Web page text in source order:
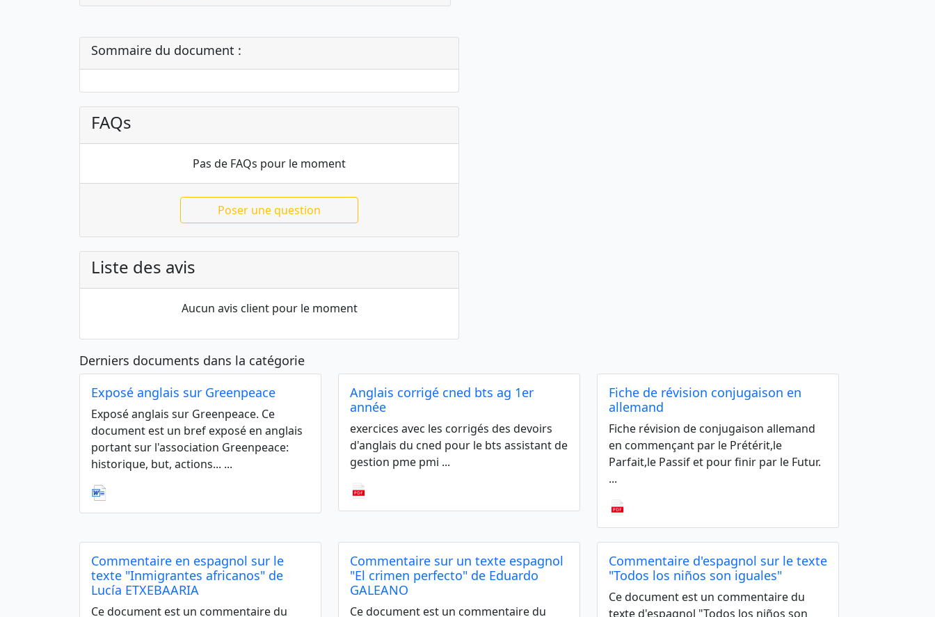
Sommaire du document :
FAQs
Pas de FAQs pour le moment
Poser une question
Liste des avis
Aucun avis client pour le moment
Derniers documents dans la catégorie
Exposé anglais sur Greenpeace
Exposé anglais sur Greenpeace. Ce
document est un bref exposé en anglais
portant sur l'association Greenpeace:
historique, but, actions... ...
Anglais corrigé cned bts ag 1er
année
exercices avec les corrigés des devoirs
d'anglais du cned pour le bts assistant de
gestion pme pmi ...
Fiche de révision conjugaison en
allemand
Fiche révision de conjugaison allemand
en commençant par le Prétérit,le
Parfait,le Passif et pour finir par le Futur.
...
Commentaire en espagnol sur le
texte "Inmigrantes africanos" de
Lucía ETXEBAARIA
Ce document est un commentaire du
Commentaire sur un texte espagnol
"El crimen perfecto" de Eduardo
GALEANO
Ce document est un commentaire du
Commentaire d'espagnol sur le texte
"Todos los niños son iguales"
Ce document est un commentaire du
texte d'espagnol "Todos los niños son